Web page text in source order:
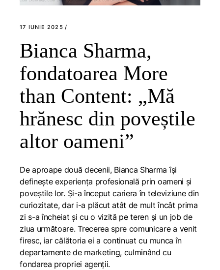
17 IUNIE 2025
Bianca Sharma,
fondatoarea More
than Content: „Mă
hrănesc din poveștile
altor oameni”
De aproape două decenii, Bianca Sharma își
definește experiența profesională prin oameni și
poveștile lor. Și-a început cariera în televiziune din
curiozitate, dar i-a plăcut atât de mult încât prima
zi s-a încheiat și cu o vizită pe teren și un job de
ziua următoare. Trecerea spre comunicare a venit
firesc, iar călătoria ei a continuat cu munca în
departamente de marketing, culminând cu
fondarea propriei agenții.